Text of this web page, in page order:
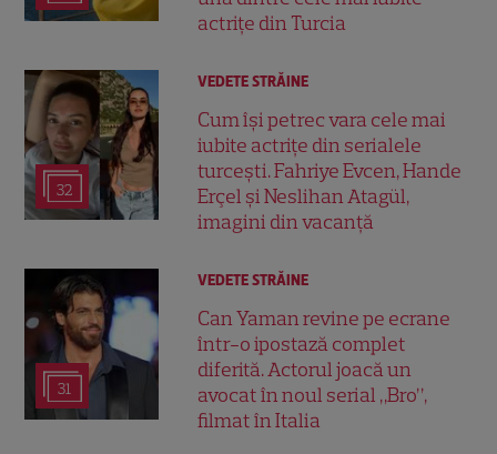
actrițe din Turcia
32
VEDETE STRĂINE
Cum își petrec vara cele mai
iubite actrițe din serialele
turcești. Fahriye Evcen, Hande
Erçel și Neslihan Atagül,
imagini din vacanță
31
VEDETE STRĂINE
Can Yaman revine pe ecrane
într-o ipostază complet
diferită. Actorul joacă un
avocat în noul serial „Bro”,
filmat în Italia